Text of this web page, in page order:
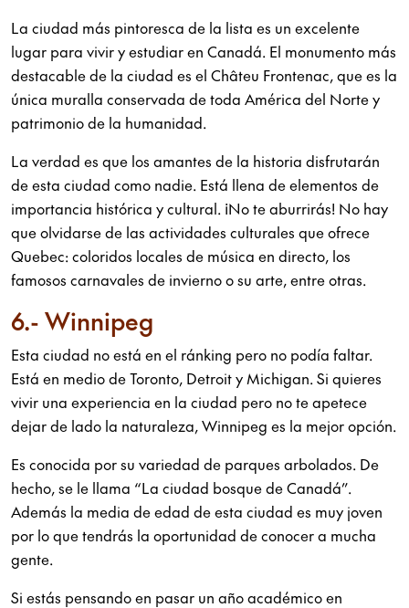
La ciudad más pintoresca de la lista es un excelente
lugar para vivir y estudiar en Canadá. El monumento más
destacable de la ciudad es el Châteu Frontenac, que es la
única muralla conservada de toda América del Norte y
patrimonio de la humanidad.
La verdad es que los amantes de la historia disfrutarán
de esta ciudad como nadie. Está llena de elementos de
importancia histórica y cultural. ¡No te aburrirás! No hay
que olvidarse de las actividades culturales que ofrece
Quebec: coloridos locales de música en directo, los
famosos carnavales de invierno o su arte, entre otras.
6.- Winnipeg
Esta ciudad no está en el ránking pero no podía faltar.
Está en medio de Toronto, Detroit y Michigan. Si quieres
vivir una experiencia en la ciudad pero no te apetece
dejar de lado la naturaleza, Winnipeg es la mejor opción.
Es conocida por su variedad de parques arbolados. De
hecho, se le llama “La ciudad bosque de Canadá”.
Además la media de edad de esta ciudad es muy joven
por lo que tendrás la oportunidad de conocer a mucha
gente.
Si estás pensando en pasar un año académico en